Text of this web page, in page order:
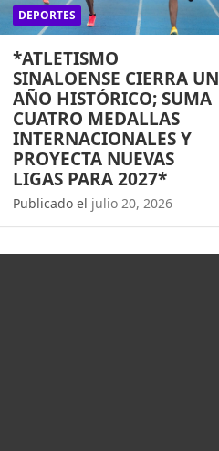
DEPORTES
*ATLETISMO
SINALOENSE CIERRA UN
AÑO HISTÓRICO; SUMA
CUATRO MEDALLAS
INTERNACIONALES Y
PROYECTA NUEVAS
LIGAS PARA 2027*
Publicado el julio 20, 2026